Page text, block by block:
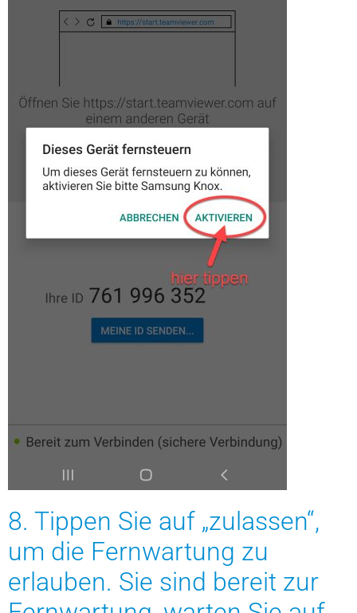
8. Tippen Sie auf „zulassen“,
um die Fernwartung zu
erlauben. Sie sind bereit zur